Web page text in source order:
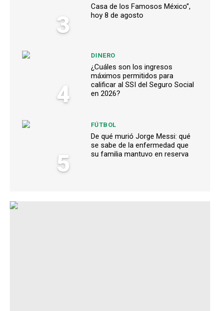
3
Casa de los Famosos México”,
hoy 8 de agosto
4
DINERO
¿Cuáles son los ingresos
máximos permitidos para
calificar al SSI del Seguro Social
en 2026?
5
FÚTBOL
De qué murió Jorge Messi: qué
se sabe de la enfermedad que
su familia mantuvo en reserva